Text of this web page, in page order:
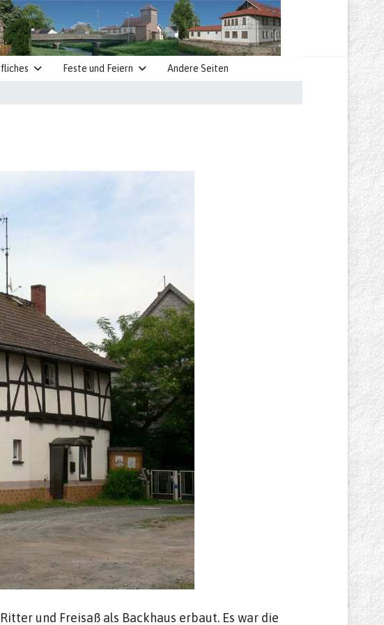
Feste und Feiern Andere Seiten
und Freisaß als Backhaus erbaut. Es war die